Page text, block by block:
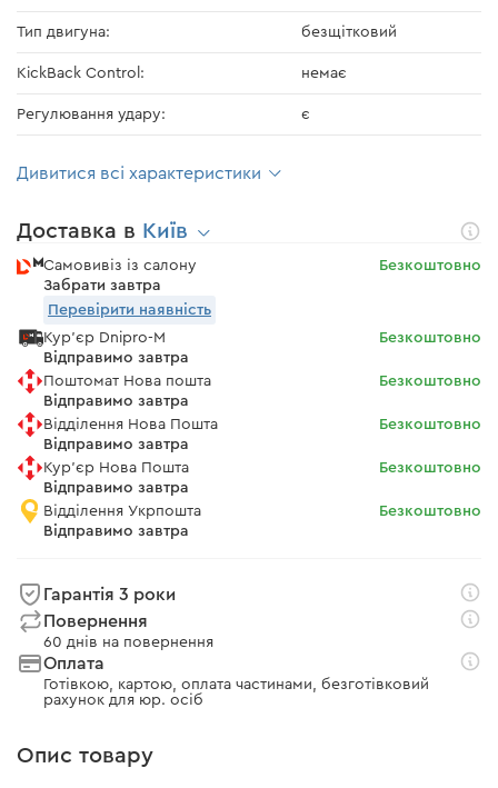
Тип двигуна: безщітковий
KickBack Control: немає
Регулювання удару: є
Дивитися всі характеристики
Доставка в Київ
Самовивіз із салону
Забрати завтра
Безкоштовно
Перевірити наявність
Кур'єр Dnipro-M
Відправимо завтра
Безкоштовно
Поштомат Нова пошта
Відправимо завтра
Безкоштовно
Відділення Нова Пошта
Відправимо завтра
Безкоштовно
Кур'єр Нова Пошта
Відправимо завтра
Безкоштовно
Відділення Укрпошта
Відправимо завтра
Безкоштовно
Гарантія 3 роки
Повернення
60 днів на повернення
Оплата
Готівкою, картою, оплата частинами, безготівковий
рахунок для юр. осіб
Опис товару